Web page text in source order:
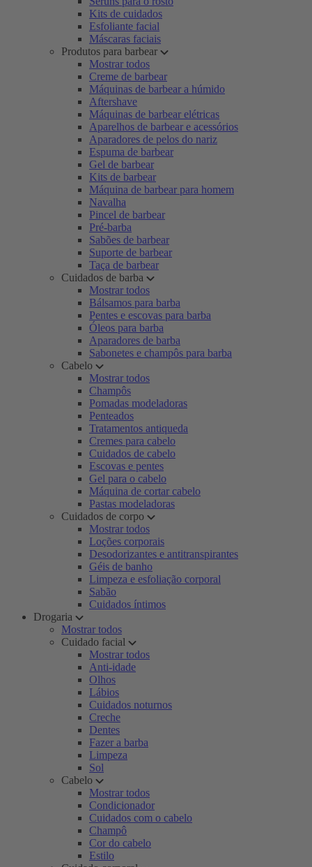
Kits de cuidados
Esfoliante facial
Máscaras faciais
Produtos para barbear
Mostrar todos
Creme de barbear
Máquinas de barbear a húmido
Aftershave
Máquinas de barbear elétricas
Aparelhos de barbear e acessórios
Aparadores de pelos do nariz
Espuma de barbear
Gel de barbear
Kits de barbear
Máquina de barbear para homem
Navalha
Pincel de barbear
Pré-barba
Sabões de barbear
Suporte de barbear
Taça de barbear
Cuidados de barba
Mostrar todos
Bálsamos para barba
Pentes e escovas para barba
Óleos para barba
Aparadores de barba
Sabonetes e champôs para barba
Cabelo
Mostrar todos
Champôs
Pomadas modeladoras
Penteados
Tratamentos antiqueda
Cremes para cabelo
Cuidados de cabelo
Escovas e pentes
Gel para o cabelo
Máquina de cortar cabelo
Pastas modeladoras
Cuidados de corpo
Mostrar todos
Loções corporais
Desodorizantes e antitranspirantes
Géis de banho
Limpeza e esfoliação corporal
Sabão
Cuidados íntimos
Drogaria
Mostrar todos
Cuidado facial
Mostrar todos
Anti-idade
Olhos
Lábios
Cuidados noturnos
Creche
Dentes
Fazer a barba
Limpeza
Sol
Cabelo
Mostrar todos
Condicionador
Cuidados com o cabelo
Champô
Cor do cabelo
Estilo